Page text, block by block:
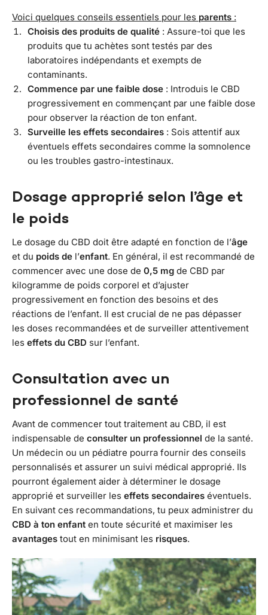
Voici quelques conseils essentiels pour les parents :
Choisis des produits de qualité : Assure-toi que les
produits que tu achètes sont testés par des
laboratoires indépendants et exempts de
contaminants.
Commence par une faible dose : Introduis le CBD
progressivement en commençant par une faible dose
pour observer la réaction de ton enfant.
Surveille les effets secondaires : Sois attentif aux
éventuels effets secondaires comme la somnolence
ou les troubles gastro-intestinaux.
Dosage approprié selon l’âge et
le poids
Le dosage du CBD doit être adapté en fonction de l’âge
et du poids de l’enfant. En général, il est recommandé de
commencer avec une dose de 0,5 mg de CBD par
kilogramme de poids corporel et d’ajuster
progressivement en fonction des besoins et des
réactions de l’enfant. Il est crucial de ne pas dépasser
les doses recommandées et de surveiller attentivement
les effets du CBD sur l’enfant.
Consultation avec un
professionnel de santé
Avant de commencer tout traitement au CBD, il est
indispensable de consulter un professionnel de la santé.
Un médecin ou un pédiatre pourra fournir des conseils
personnalisés et assurer un suivi médical approprié. Ils
pourront également aider à déterminer le dosage
approprié et surveiller les effets secondaires éventuels.
En suivant ces recommandations, tu peux administrer du
CBD à ton enfant en toute sécurité et maximiser les
avantages tout en minimisant les risques.